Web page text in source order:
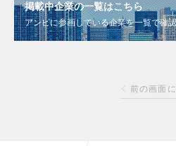
掲載中企業の一覧はこちら
アンビに参画している企業を一覧で確
前の画面